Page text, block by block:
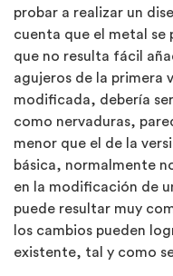
probar a realizar un
cuenta que el metal se
que no resulta fácil
agujeros de la primera
modificada, debería
como nervaduras,
menor que el de la
básica, normalmente
en la modificación de
puede resultar muy
los cambios pueden
existente, tal y como